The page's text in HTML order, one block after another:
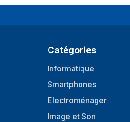
Oui
Catégories
Informatique
Smartphones
Electroménager
Image et Son